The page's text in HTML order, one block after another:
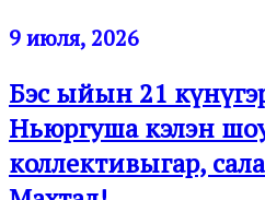
9 июля, 2026
Бэс ыйын 21
Ньюргуша кэлэн
коллективыгар,